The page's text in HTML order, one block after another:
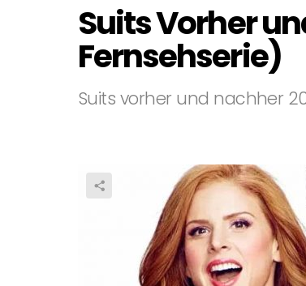
Suits Vorher
Fernsehserie)
Suits vorher und nachher